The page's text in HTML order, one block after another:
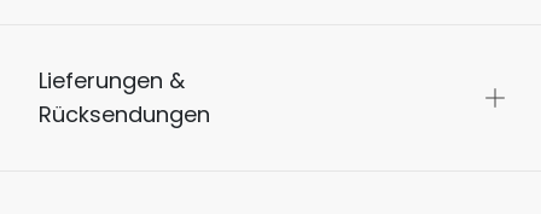
Lieferungen &
Rücksendungen